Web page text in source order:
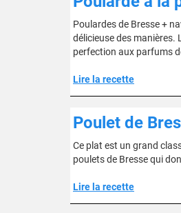
Poulardes de Bresse +
délicieuse des manières.
perfection aux parfums
Lire la recette
Poulet de
Ce plat est un grand
poulets de Bresse qui
Lire la recette